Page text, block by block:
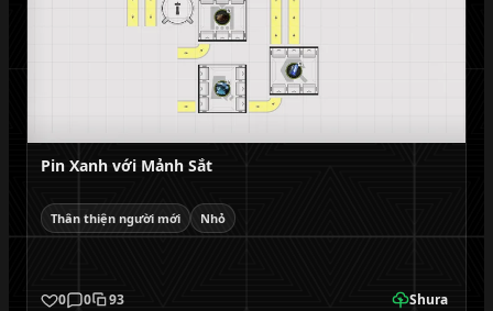
Pin Xanh với Mảnh Sắt
Thân thiện người mới Nhỏ
0 0 93 Shura